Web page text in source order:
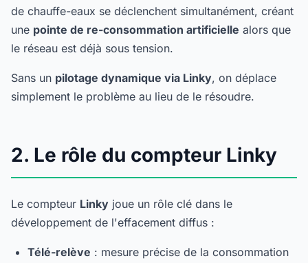
de chauffe-eaux se déclenchent simultanément, créant
une pointe de re-consommation artificielle alors que
le réseau est déjà sous tension.
Sans un pilotage dynamique via Linky, on déplace
simplement le problème au lieu de le résoudre.
2. Le rôle du compteur Linky
Le compteur Linky joue un rôle clé dans le
développement de l'effacement diffus :
Télé-relève : mesure précise de la consommation